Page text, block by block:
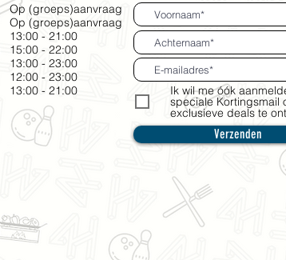
Ik wil me óók
speciale Kortingsmail
exclusieve deals te
Verzenden
Op (groeps)aanvraag
Op (groeps)aanvraag
13:00 - 21:00
15:00 - 22:00
13:00 - 23:00
12:00 - 23:00
13:00 - 21:00